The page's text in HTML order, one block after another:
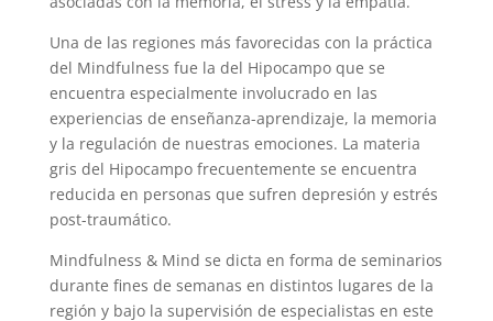
Una de las regiones más favorecidas con la práctica
del Mindfulness fue la del Hipocampo que se
encuentra especialmente involucrado en las
experiencias de enseñanza-aprendizaje, la memoria
y la regulación de nuestras emociones. La materia
gris del Hipocampo frecuentemente se encuentra
reducida en personas que sufren depresión y estrés
post-traumático.
Mindfulness & Mind se dicta en forma de seminarios
durante fines de semanas en distintos lugares de la
región y bajo la supervisión de especialistas en este